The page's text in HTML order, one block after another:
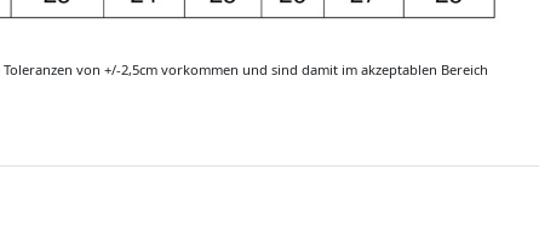
von +/-2,5cm vorkommen und sind damit im akzeptablen Bereich